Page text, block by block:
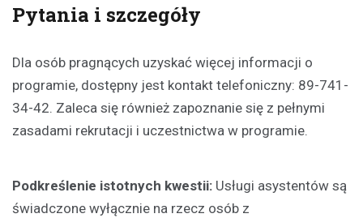
Pytania i szczegóły
Dla osób pragnących uzyskać więcej informacji o
programie, dostępny jest kontakt telefoniczny: 89-741-
34-42. Zaleca się również zapoznanie się z pełnymi
zasadami rekrutacji i uczestnictwa w programie.
Podkreślenie istotnych kwestii: Usługi asystentów są
świadczone wyłącznie na rzecz osób z